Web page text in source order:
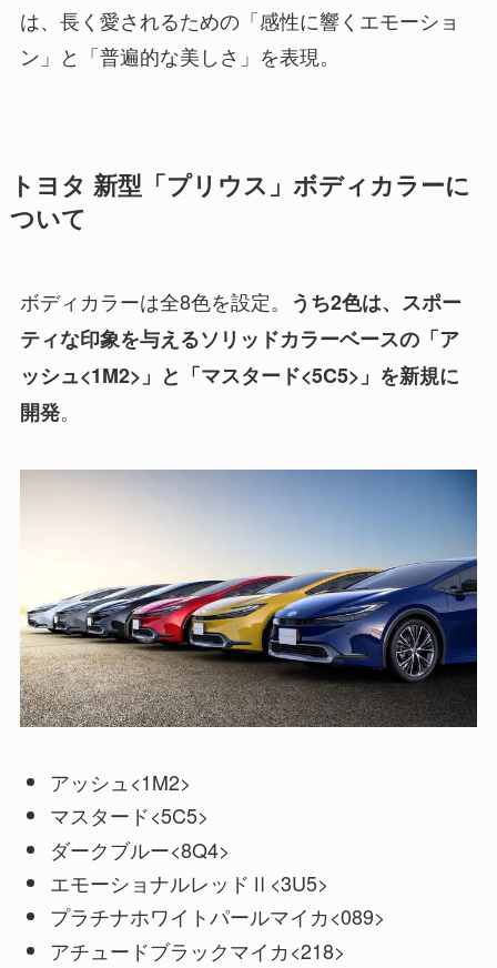
は、長く愛されるための「感性に響くエモーショ
ン」と「普遍的な美しさ」を表現。
トヨタ 新型「プリウス」ボディカラーに
ついて
ボディカラーは全8色を設定。 うち2色は、スポー
ティな印象を与えるソリッドカラーベースの「ア
ッシュ<1M2>」と「マスタード<5C5>」を新規に
開発。
アッシュ<1M2>
マスタード<5C5>
ダークブルー<8Q4>
エモーショナルレッドⅡ<3U5>
プラチナホワイトパールマイカ<089>
アチュードブラックマイカ<218>